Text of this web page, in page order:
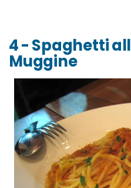
4 - Spaghetti
Muggine